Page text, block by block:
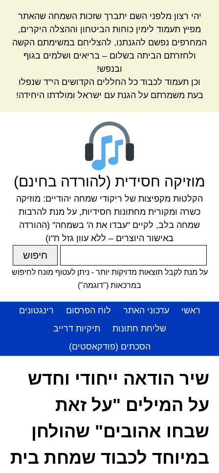
יהי רצון מלפני השם יתברך שזכות השמחה שהאתר
מפיץ תעמוד לימין כוחות הביטחון וההצלה היקרים,
המחרפים נפשם להגנתנו, להצליחם במשימתם הקשה
ולחזרתם הביתה בשלום – בריאים ושלמים בגוף
ובנפש!
וכן תעמוד לכבוד כל החללים הקדושים הי"ד שנפלו
בעת משמרתם על הגנת עם ישראל ומולדתו היחידה!
מוזיקה חסידית (להורדה בחינם)
הקלטות מקפיצות של ריקודי שמחה יהודיים: מוזיקה
כשרה ומקורית מחתונות חסידיות, על מנת להרבות
שמחה בלב, לקיים "עבדו את ה' בשמחה" (ההורדה
באישור היוצרים – ללא עוון גזל ח"ו)
על מנת לקבל תוצאות מדויקות יותר - ניתן לעטוף מונח לחיפוש
במרכאות ("דוגמה")
ראשי עדכוני האתר לוח הפרסום
רינגטונים
שליחת חתונות
תיקיות דרייב
הסכתים (פודקאסטים)
שיר הודאה ייחודי וחדש
על המילים "על זאת
שבחו אהובים" שהולחן
במיוחד לכבוד שמחת בית